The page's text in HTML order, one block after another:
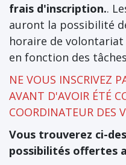
frais d'inscription..
auront la possibilité
horaire de
en fonction des
NE VOUS INSCRIVEZ
AVANT D'AVOIR ÉTÉ
COORDINATEUR DES
Vous trouverez ci-
possibilités offertes